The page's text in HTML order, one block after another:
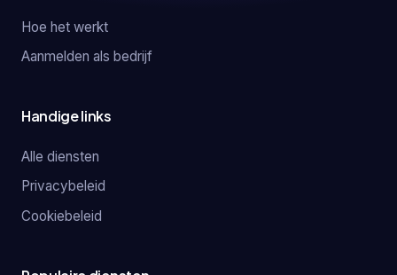
Hoe het werkt
Aanmelden als bedrijf
Handige links
Alle diensten
Privacybeleid
Cookiebeleid